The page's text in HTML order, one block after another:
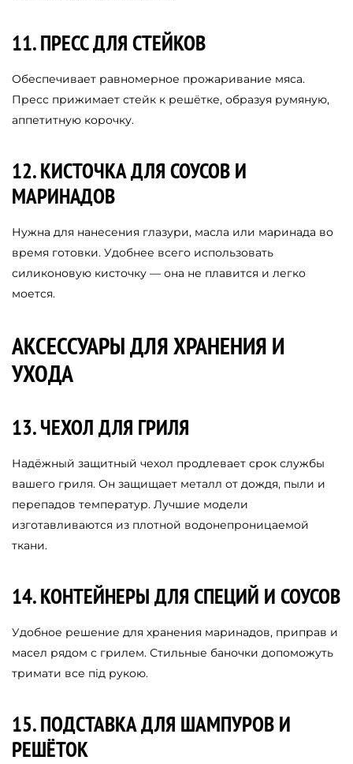
11. ПРЕСС ДЛЯ СТЕЙКОВ
Обеспечивает равномерное прожаривание мяса.
Пресс прижимает стейк к решётке, образуя румяную,
аппетитную корочку.
12. КИСТОЧКА ДЛЯ СОУСОВ И
МАРИНАДОВ
Нужна для нанесения глазури, масла или маринада во
время готовки. Удобнее всего использовать
силиконовую кисточку — она не плавится и легко
моется.
АКСЕССУАРЫ ДЛЯ ХРАНЕНИЯ И
УХОДА
13. ЧЕХОЛ ДЛЯ ГРИЛЯ
Надёжный защитный чехол продлевает срок службы
вашего гриля. Он защищает металл от дождя, пыли и
перепадов температур. Лучшие модели
изготавливаются из плотной водонепроницаемой
ткани.
14. КОНТЕЙНЕРЫ ДЛЯ СПЕЦИЙ И СОУСОВ
Удобное решение для хранения маринадов, приправ и
масел рядом с грилем. Стильные баночки допоможуть
тримати все під рукою.
15. ПОДСТАВКА ДЛЯ ШАМПУРОВ И
РЕШЁТОК